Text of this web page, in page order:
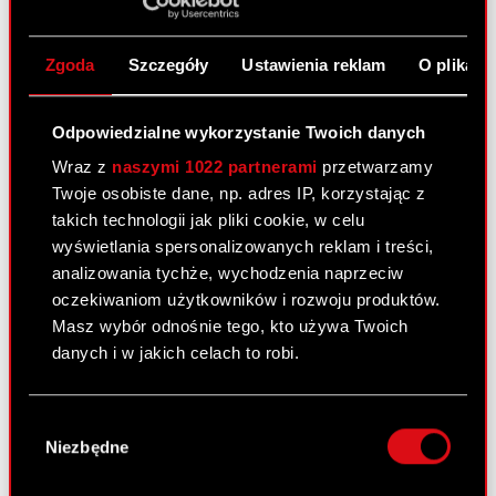
Zgoda Szczegóły Ustawienia reklam O
Odpowiedzialne wykorzystanie Twoich danych
Wraz z naszymi 1022 partnerami przetwarzamy
Twoje osobiste dane, np. adres IP, korzystając z
takich technologii jak pliki cookie, w celu
wyświetlania spersonalizowanych reklam i treści,
analizowania tychże, wychodzenia naprzeciw
oczekiwaniom użytkowników i rozwoju produktów.
Masz wybór odnośnie tego, kto używa Twoich
danych i w jakich celach to robi.
lokalizacji geograficznej z dokładnością nawet
zgody
Niezbędne
zmianami stanowisk w Zarządzie Podstawa
prawna: Art. 17 ust. 1 MAR – informacje poufne
Zarząd CD PROJEKT S.A. z siedzibą w Warszawie
(„Spółka”) informuje, że…Czytaj dalej
Raport bieżący nr 36/2023
31 sierpnia 2023
Temat: Rejestracja połączenia Spółki z jej spółką
zależną – SPOKKO sp. z o.o. Podstawa prawna:
PROJEKT S.A. z siedzibą w Warszawie („Spółka”),